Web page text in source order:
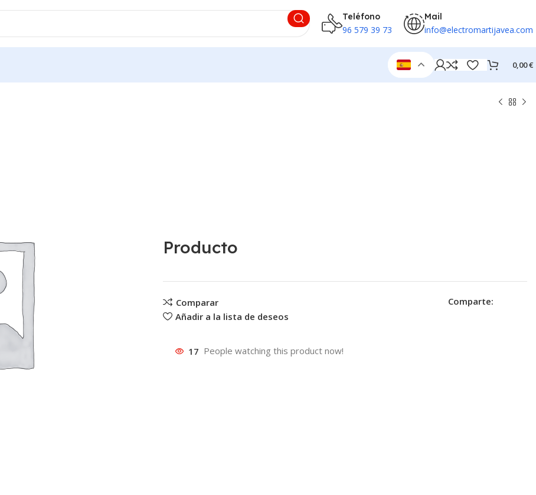
Teléfono
96 579 39 73
Mail
info@electromartijavea.com
0,00€
Producto
Comparar
Añadir a la lista de deseos
Comparte:
17 People watching this product now!